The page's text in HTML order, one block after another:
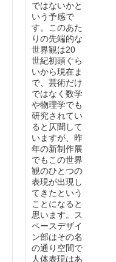
ではないかと
いう予感で
す。このあた
りの先端的な
世界観は20
世紀初頭ぐら
いから現在ま
で、芸術だけ
ではなく数学
や物理学でも
研究されてい
ると仄聞して
いますが、昨
年の新制作展
でもこの世界
観のひとつの
表現が出現し
てきたという
ことになると
思います。ス
ペースデザイ
ン部はその名
の通り空間で
人体表現はあ